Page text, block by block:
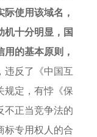
使用该域名，
机十分明显，国
的基本原则，
违反了《中国互
规定，有悖《保
不正当竞争法的
标专用权人的合